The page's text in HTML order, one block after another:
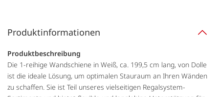
Produktinformationen
Produktbeschreibung
Die 1-reihige Wandschiene in Weiß, ca. 199,5 cm lang, von Dolle
ist die ideale Lösung, um optimalen Stauraum an Ihren Wänden
zu schaffen. Sie ist Teil unseres vielseitigen Regalsystem-